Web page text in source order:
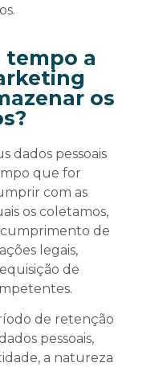
tempo a
os
dados pessoais
que for
com as
os coletamos,
de
legais,
de
de retenção
pessoais,
a natureza